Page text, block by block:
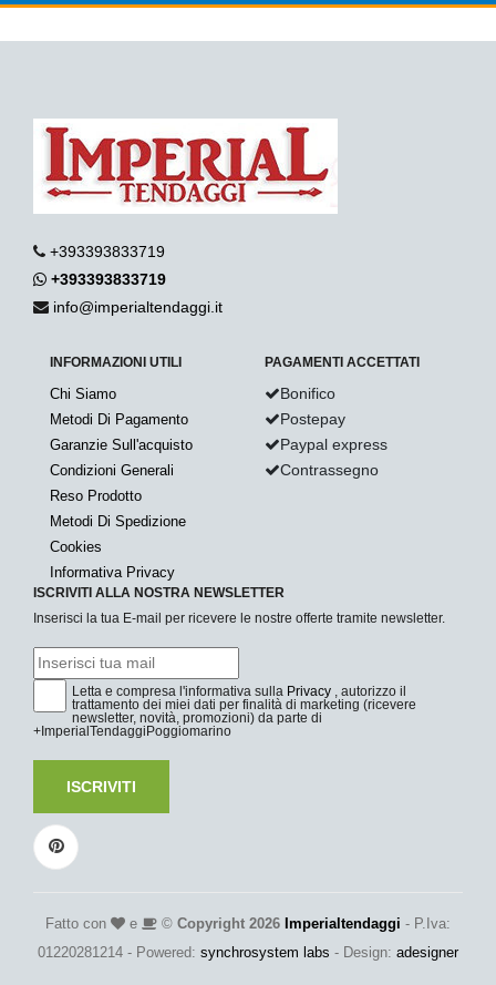
+393393833719
+393393833719
info@imperialtendaggi.it
INFORMAZIONI UTILI
Chi Siamo
Metodi Di Pagamento
Garanzie Sull'acquisto
Condizioni Generali
Reso Prodotto
Metodi Di Spedizione
Cookies
Informativa Privacy
PAGAMENTI ACCETTATI
Bonifico
Postepay
Paypal express
Contrassegno
ISCRIVITI ALLA NOSTRA NEWSLETTER
Inserisci la tua E-mail per ricevere le nostre offerte tramite newsletter.
Letta e compresa l'informativa sulla Privacy , autorizzo il
trattamento dei miei dati per finalità di marketing (ricevere
newsletter, novità, promozioni) da parte di
+ImperialTendaggiPoggiomarino
ISCRIVITI
Fatto con e © Copyright 2026 Imperialtendaggi - P.Iva:
01220281214 - Powered: synchrosystem labs - Design: adesigner